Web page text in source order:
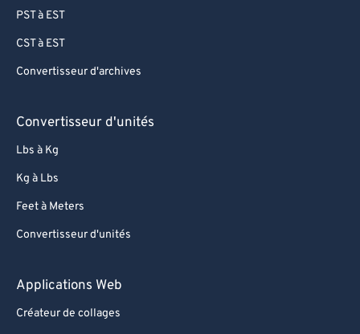
PST à EST
CST à EST
Convertisseur d'archives
Convertisseur d'unités
Lbs à Kg
Kg à Lbs
Feet à Meters
Convertisseur d'unités
Applications Web
Créateur de collages